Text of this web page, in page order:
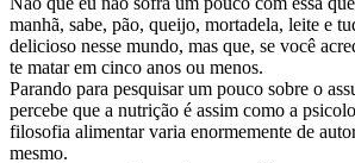
manhã, sabe, pão, queijo, mortadela, leite e
delicioso nesse mundo, mas que, se você
te matar em cinco anos ou menos.
Parando para pesquisar um pouco sobre o
percebe que a nutrição é assim como a
filosofia alimentar varia enormemente de
mesmo.